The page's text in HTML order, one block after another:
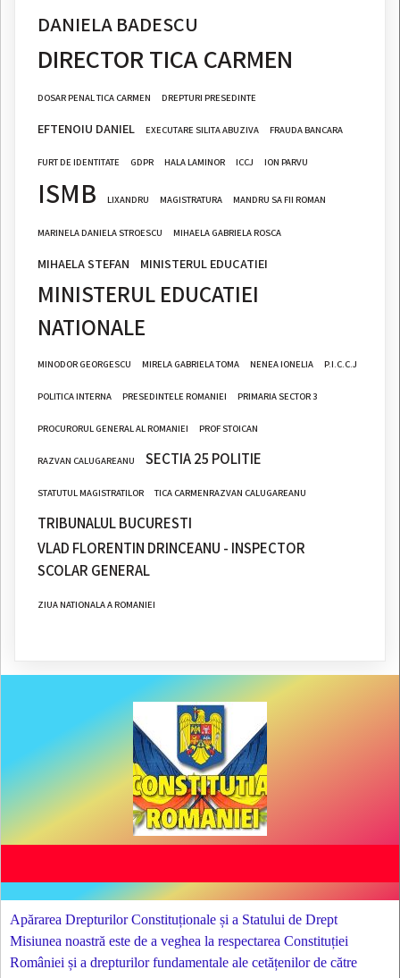
DANIELA BADESCU
DIRECTOR TICA CARMEN
DOSAR PENAL TICA CARMEN DREPTURI PRESEDINTE
EFTENOIU DANIEL EXECUTARE SILITA ABUZIVA FRAUDA BANCARA
FURT DE IDENTITATE GDPR HALA LAMINOR ICCJ ION PARVU
ISMB LIXANDRU MAGISTRATURA MANDRU SA FII ROMAN
MARINELA DANIELA STROESCU MIHAELA GABRIELA ROSCA
MIHAELA STEFAN MINISTERUL EDUCATIEI
MINISTERUL EDUCATIEI
NATIONALE
MINODOR GEORGESCU MIRELA GABRIELA TOMA NENEA IONELIA P.I.C.C.J
POLITICA INTERNA PRESEDINTELE ROMANIEI PRIMARIA SECTOR 3
PROCURORUL GENERAL AL ROMANIEI PROF STOICAN
RAZVAN CALUGAREANU SECTIA 25 POLITIE
STATUTUL MAGISTRATILOR TICA CARMENRAZVAN CALUGAREANU
TRIBUNALUL BUCURESTI
VLAD FLORENTIN DRINCEANU - INSPECTOR
SCOLAR GENERAL
ZIUA NATIONALA A ROMANIEI
Apărarea Drepturilor Constituționale și a Statului de Drept
Misiunea noastră este de a veghea la respectarea Constituției
României și a drepturilor fundamentale ale cetățenilor de către